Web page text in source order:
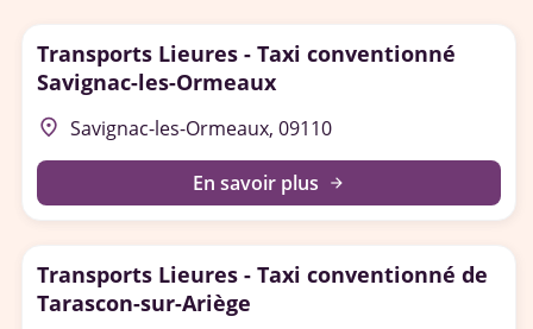
Transports Lieures - Taxi conventionné
Savignac-les-Ormeaux
place Savignac-les-Ormeaux, 09110
En savoir plus arrow_forward
Transports Lieures - Taxi conventionné de
Tarascon-sur-Ariège